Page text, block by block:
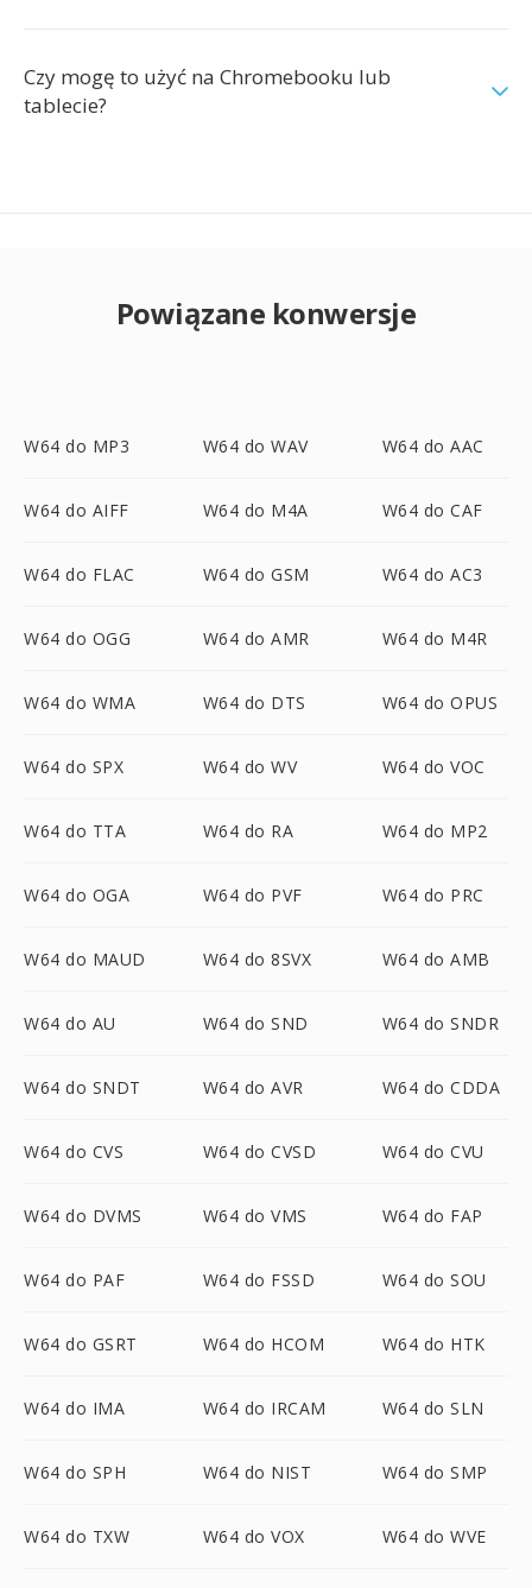
Czy mogę to użyć na Chromebooku lub
tablecie?
Powiązane konwersje
W64 do MP3 W64 do WAV W64 do AAC
W64 do AIFF W64 do M4A W64 do CAF
W64 do FLAC W64 do GSM W64 do AC3
W64 do OGG W64 do AMR W64 do M4R
W64 do WMA W64 do DTS W64 do OPUS
W64 do SPX W64 do WV W64 do VOC
W64 do TTA W64 do RA W64 do MP2
W64 do OGA W64 do PVF W64 do PRC
W64 do MAUD W64 do 8SVX W64 do AMB
W64 do AU W64 do SND W64 do SNDR
W64 do SNDT W64 do AVR W64 do CDDA
W64 do CVS W64 do CVSD W64 do CVU
W64 do DVMS W64 do VMS W64 do FAP
W64 do PAF W64 do FSSD W64 do SOU
W64 do GSRT W64 do HCOM W64 do HTK
W64 do IMA W64 do IRCAM W64 do SLN
W64 do SPH W64 do NIST W64 do SMP
W64 do TXW W64 do VOX W64 do WVE